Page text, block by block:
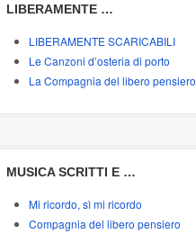
LIBERAMENTE …
LIBERAMENTE SCARICABILI
Le Canzoni d’osteria di porto
La Compagnia del libero pensiero
MUSICA SCRITTI E …
Mi ricordo, sì mi ricordo
Compagnia del libero pensiero